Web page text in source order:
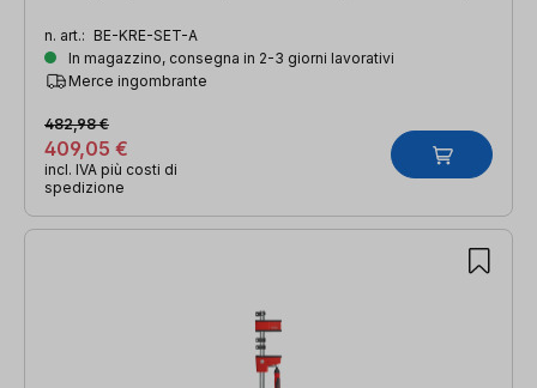
n. art.: BE-KRE-SET-A
In magazzino, consegna in 2-3 giorni lavorativi
Merce ingombrante
409,05 €
482,98 €
incl. IVA più costi di
spedizione